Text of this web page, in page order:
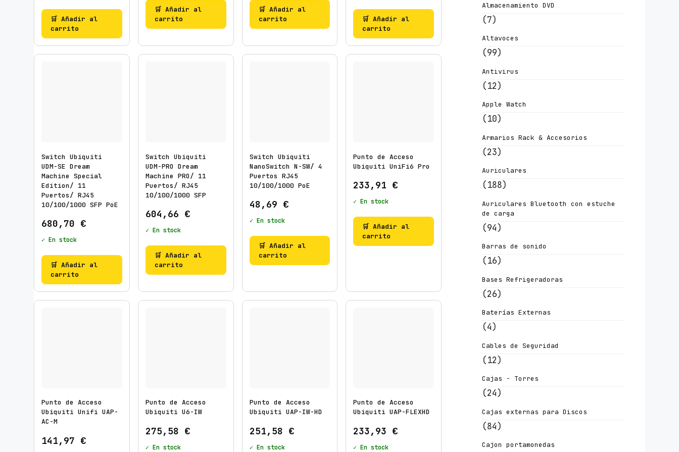
🛒 Añadir al
carrito
🛒 Añadir al
carrito
🛒 Añadir al
carrito
🛒 Añadir al
carrito
Switch Ubiquiti
UDM-SE Dream
Machine Special
Edition/ 11
Puertos/ RJ45
10/100/1000 SFP PoE
680,70 €
✓ En stock
🛒 Añadir al
carrito
Switch Ubiquiti
UDM-PRO Dream
Machine PRO/ 11
Puertos/ RJ45
10/100/1000 SFP
604,66 €
✓ En stock
🛒 Añadir al
carrito
Switch Ubiquiti
NanoSwitch N-SW/ 4
Puertos RJ45
10/100/1000 PoE
48,69 €
✓ En stock
🛒 Añadir al
carrito
Punto de Acceso
Ubiquiti UniFi6 Pro
233,91 €
✓ En stock
🛒 Añadir al
carrito
Punto de Acceso
Ubiquiti Unifi UAP-
AC-M
141,97 €
Punto de Acceso
Ubiquiti U6-IW
275,58 €
✓ En stock
Punto de Acceso
Ubiquiti UAP-IW-HD
251,58 €
✓ En stock
Punto de Acceso
Ubiquiti UAP-FLEXHD
233,93 €
✓ En stock
Almacenamiento DVD
(7)
Altavoces
(99)
Antivirus
(12)
Apple Watch
(10)
Armarios Rack & Accesorios
(23)
Auriculares
(188)
Auriculares Bluetooth con estuche
de carga
(94)
Barras de sonido
(16)
Bases Refrigeradoras
(26)
Baterías Externas
(4)
Cables de Seguridad
(12)
Cajas - Torres
(24)
Cajas externas para Discos
(84)
Cajon portamonedas